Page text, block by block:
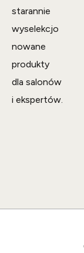
starannie
wyselekcjo
nowane
produkty
dla salonów
i ekspertów.